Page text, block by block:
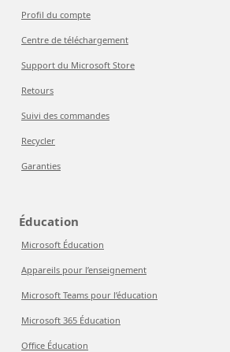
Profil du compte
Centre de téléchargement
Support du Microsoft Store
Retours
Suivi des commandes
Recycler
Garanties
Éducation
Microsoft Éducation
Appareils pour l’enseignement
Microsoft Teams pour l’éducation
Microsoft 365 Éducation
Office Éducation